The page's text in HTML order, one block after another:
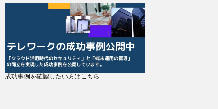
成功事例を確認したい方はこちら